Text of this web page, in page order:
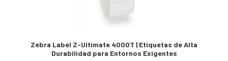
Zebra Label Z-Ultimate 4000T | Etiquetas de Alta
Durabilidad para Entornos Exigentes